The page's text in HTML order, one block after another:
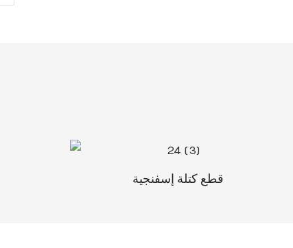
قطع كتلة إسفنجية